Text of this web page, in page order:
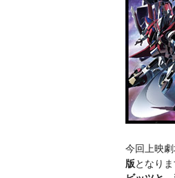
今回上映
版となり